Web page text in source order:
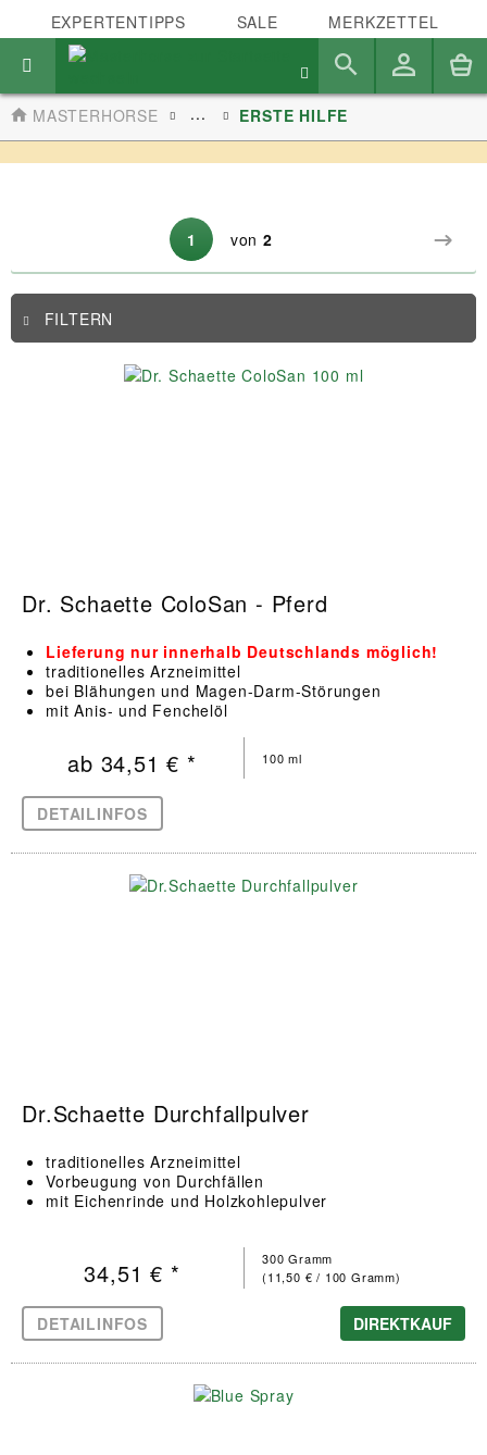
EXPERTENTIPPS SALE MERKZETTEL
MASTERHORSE ... ERSTE HILFE
1 von2
FILTERN
Dr. Schaette ColoSan - Pferd
Lieferung nur innerhalb Deutschlands möglich!
traditionelles Arzneimittel
bei Blähungen und Magen-Darm-Störungen
mit Anis- und Fenchelöl
100 ml
ab 34,51 € *
DETAILINFOS
Dr.Schaette Durchfallpulver
traditionelles Arzneimittel
Vorbeugung von Durchfällen
mit Eichenrinde und Holzkohlepulver
300 Gramm
(11,50 € / 100 Gramm)
34,51 € *
DETAILINFOS DIREKTKAUF